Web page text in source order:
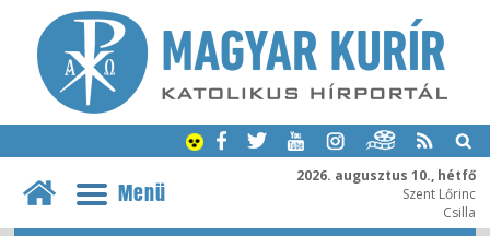
2026. augusztus 10., hétfő
Szent Lőrinc
Csilla
Menü